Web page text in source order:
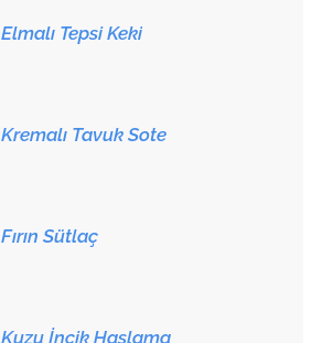
Elmalı Tepsi Keki
Kremalı Tavuk Sote
Fırın Sütlaç
Kuzu İncik Haşlama